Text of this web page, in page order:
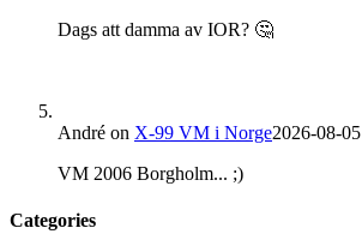
Dags att damma av IOR? 🤔
André on X-99 VM i Norge2026-08-05
VM 2006 Borgholm... ;)
Categories